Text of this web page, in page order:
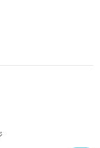
推奨するもので
を持って行動し